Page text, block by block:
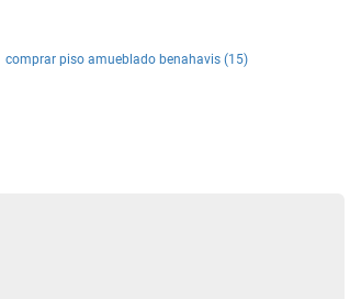
comprar piso amueblado benahavis (15)